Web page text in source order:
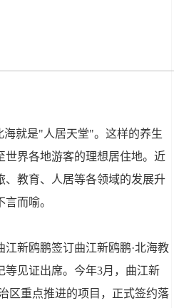
就是"人居天堂"。这样的养生
世界各地游客的理想居住地。近
、教育、人居等各领域的发展升
而喻。
江新鸥鹏签订曲江新鸥鹏·北海教
等见证出席。今年3月，曲江新
区重点推进的项目，正式签约落